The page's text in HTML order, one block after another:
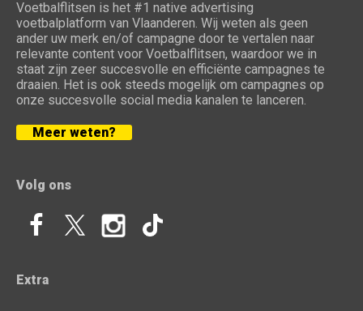
Voetbalflitsen is het #1 native advertising
voetbalplatform van Vlaanderen. Wij weten als geen
ander uw merk en/of campagne door te vertalen naar
relevante content voor Voetbalflitsen, waardoor we in
staat zijn zeer succesvolle en efficiënte campagnes te
draaien. Het is ook steeds mogelijk om campagnes op
onze succesvolle social media kanalen te lanceren.
Meer weten?
Volg ons
Extra